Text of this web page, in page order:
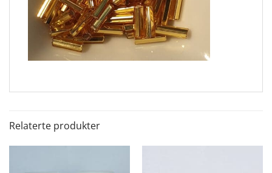
Relaterte produkter